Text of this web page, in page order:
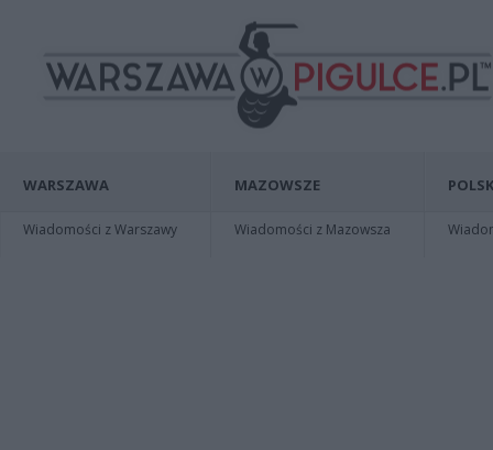
WARSZAWA
Wiadomości z Warszawy
MAZOWSZE
Wiadomości z Mazowsza